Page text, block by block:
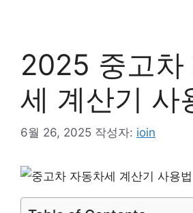
2025 중고차
세 계산기 사
6월 26, 2025 작성자: ioin